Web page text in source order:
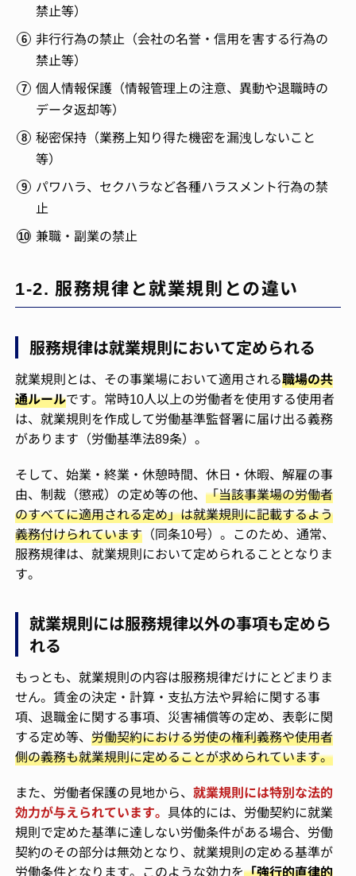
禁止等）
非行行為の禁止（会社の名誉・信用を害する行為の
禁止等）
個人情報保護（情報管理上の注意、異動や退職時の
データ返却等）
秘密保持（業務上知り得た機密を漏洩しないこと
等）
パワハラ、セクハラなど各種ハラスメント行為の禁
止
兼職・副業の禁止
1-2. 服務規律と就業規則との違い
服務規律は就業規則において定められる
就業規則とは、その事業場において適用される職場の共
通ルールです。常時10人以上の労働者を使用する使用者
は、就業規則を作成して労働基準監督署に届け出る義務
があります（労働基準法89条）。
そして、始業・終業・休憩時間、休日・休暇、解雇の事
由、制裁（懲戒）の定め等の他、「当該事業場の労働者
のすべてに適用される定め」は就業規則に記載するよう
義務付けられています （同条10号）。このため、通常、
服務規律は、就業規則において定められることとなりま
す。
就業規則には服務規律以外の事項も定めら
れる
もっとも、就業規則の内容は服務規律だけにとどまりま
せん。賃金の決定・計算・支払方法や昇給に関する事
項、退職金に関する事項、災害補償等の定め、表彰に関
する定め等、労働契約における労使の権利義務や使用者
側の義務も就業規則に定めることが求められています。
また、労働者保護の見地から、就業規則には特別な法的
効力が与えられています。 具体的には、労働契約に就業
規則で定めた基準に達しない労働条件がある場合、労働
契約のその部分は無効となり、就業規則の定める基準が
労働条件となります。このような効力を「強行的直律的